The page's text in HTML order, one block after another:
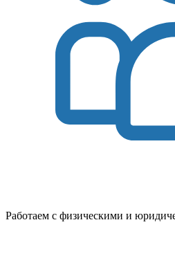
Работаем с физическими и